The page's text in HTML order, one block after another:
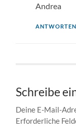
Andrea
ANTWORTEN
Schreibe
Deine E-Mail-
Erforderliche